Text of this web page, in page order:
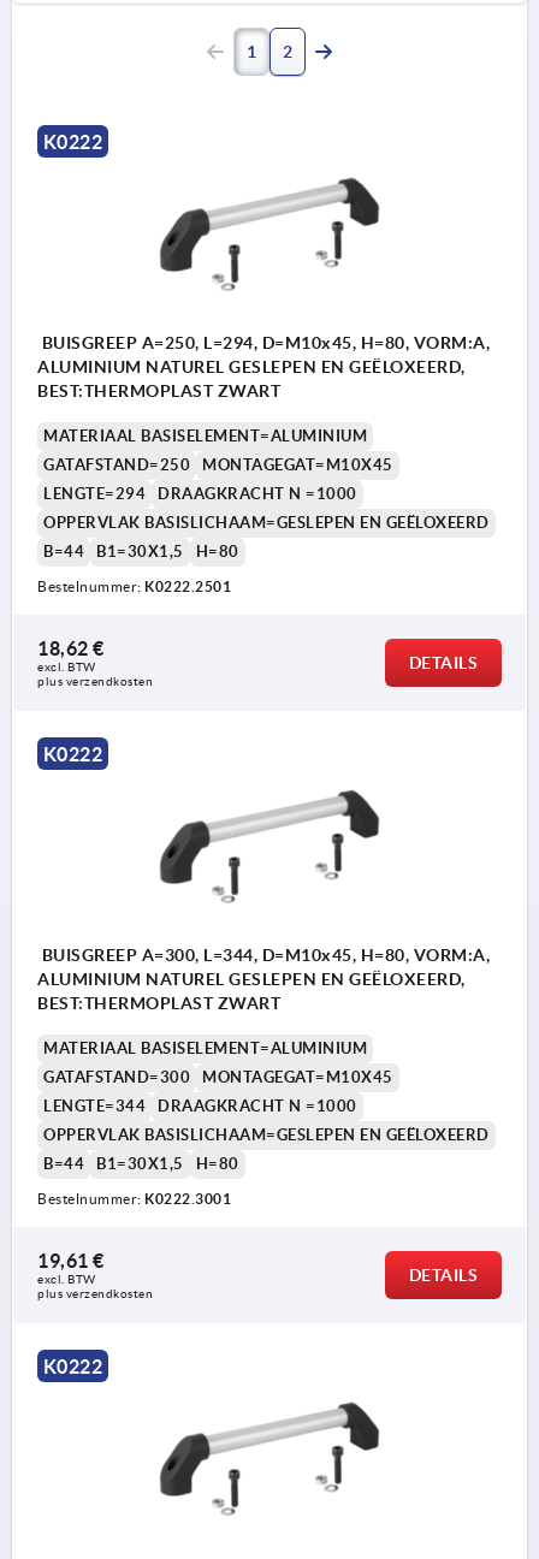
1 2
K0222
BUISGREEP A=250, L=294, D=M10x45, H=80, VORM:A,
ALUMINIUM NATUREL GESLEPEN EN GEËLOXEERD,
BEST:THERMOPLAST ZWART
MATERIAAL BASISELEMENT=ALUMINIUM
GATAFSTAND=250
MONTAGEGAT=M10X45
LENGTE=294
DRAAGKRACHT N =1000
OPPERVLAK BASISLICHAAM=GESLEPEN EN GEËLOXEERD
B=44
B1=30X1,5 H=80
Bestelnummer: K0222.2501
18,62 €
excl. BTW
plus verzendkosten
DETAILS
K0222
BUISGREEP A=300, L=344, D=M10x45, H=80, VORM:A,
ALUMINIUM NATUREL GESLEPEN EN GEËLOXEERD,
BEST:THERMOPLAST ZWART
MATERIAAL BASISELEMENT=ALUMINIUM
GATAFSTAND=300
MONTAGEGAT=M10X45
LENGTE=344
DRAAGKRACHT N =1000
OPPERVLAK BASISLICHAAM=GESLEPEN EN GEËLOXEERD
B=44
B1=30X1,5 H=80
Bestelnummer: K0222.3001
19,61 €
excl. BTW
plus verzendkosten
DETAILS
K0222